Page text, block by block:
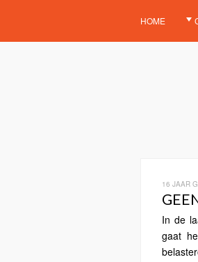
HOME
16 JAAR
In de
gaat